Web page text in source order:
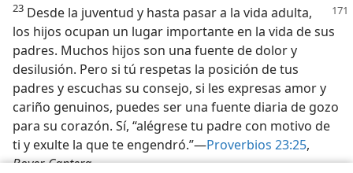
23 Desde la juventud y hasta pasar a la vida adulta,
los hijos ocupan un lugar importante en la vida de sus
padres. Muchos hijos son una fuente de dolor y
desilusión. Pero si tú respetas la posición de tus
padres y escuchas su consejo, si les expresas amor y
cariño genuinos, puedes ser una fuente diaria de gozo
para su corazón. Sí, “alégrese tu padre con motivo de
ti y exulte la que te engendró.”—Proverbios 23:25,
Bover-Cantera.